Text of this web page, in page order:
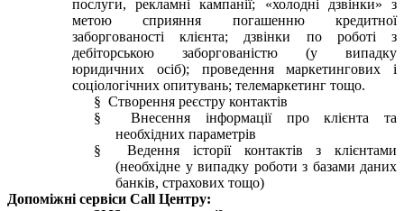
послуги, рекламні кампанії; «холодні дзвінки» з
метою сприяння погашенню кредитної
заборгованості клієнта; дзвінки по роботі з
дебіторською заборгованістю (у випадку
юридичних осіб); проведення маркетингових і
соціологічних опитувань; телемаркетинг тощо.
§ Створення реєстру контактів
§ Внесення інформації про клієнта та
необхідних параметрів
§ Ведення історії контактів з клієнтами
(необхідне у випадку роботи з базами даних
банків, страхових тощо)
Допоміжні сервіси Call Центру: